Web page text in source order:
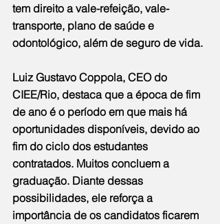
tem direito a vale-refeição, vale-
transporte, plano de saúde e
odontológico, além de seguro de vida.
Luiz Gustavo Coppola, CEO do
CIEE/Rio, destaca que a época de fim
de ano é o período em que mais há
oportunidades disponíveis, devido ao
fim do ciclo dos estudantes
contratados. Muitos concluem a
graduação. Diante dessas
possibilidades, ele reforça a
importância de os candidatos ficarem